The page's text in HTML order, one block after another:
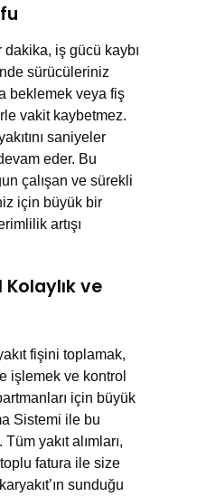
iş gücü kaybı
sürücüleriniz
beklemek veya fiş
vakit kaybetmez.
saniyeler
eder. Bu
çalışan ve sürekli
için büyük bir
artışı
ve
fişini toplamak,
işlemek ve kontrol
için büyük
Sistemi ile bu
yakıt alımları,
fatura ile size
sunduğu